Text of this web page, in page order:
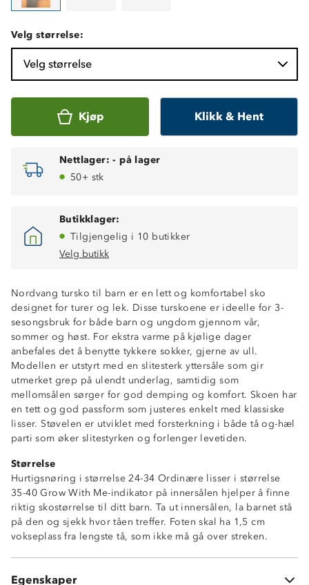
Velg størrelse:
Velg størrelse
Kjøp Klikk & Hent
Nettlager: - på lager
50+ stk
Butikklager:
Tilgjengelig i 10 butikker
Velg butikk
Nordvang tursko til barn er en lett og komfortabel sko
designet for turer og lek. Disse turskoene er ideelle for 3-
sesongsbruk for både barn og ungdom gjennom vår,
sommer og høst. For ekstra varme på kjølige dager
anbefales det å benytte tykkere sokker, gjerne av ull.
Modellen er utstyrt med en slitesterk yttersåle som gir
utmerket grep på ulendt underlag, samtidig som
mellomsålen sørger for god demping og komfort. Skoen har
en tett og god passform som justeres enkelt med klassiske
lisser. Støvelen er utviklet med forsterkning i både tå og-hæl
parti som øker slitestyrken og forlenger levetiden.
Størrelse
Hurtigsnøring i størrelse 24-34 Ordinære lisser i størrelse
35-40 Grow With Me-indikator på innersålen hjelper å finne
riktig skostørrelse til ditt barn. Ta ut innersålen, la barnet stå
på den og sjekk hvor tåen treffer. Foten skal ha 1,5 cm
vokseplass fra lengste tå, som ikke må gå over streken.
Egenskaper
Lettvekt
Grow With Me-indikator på innersåle
Lisser
God demping
Uttakbar innersåle
Ordinære lisser i størrelse 35-40